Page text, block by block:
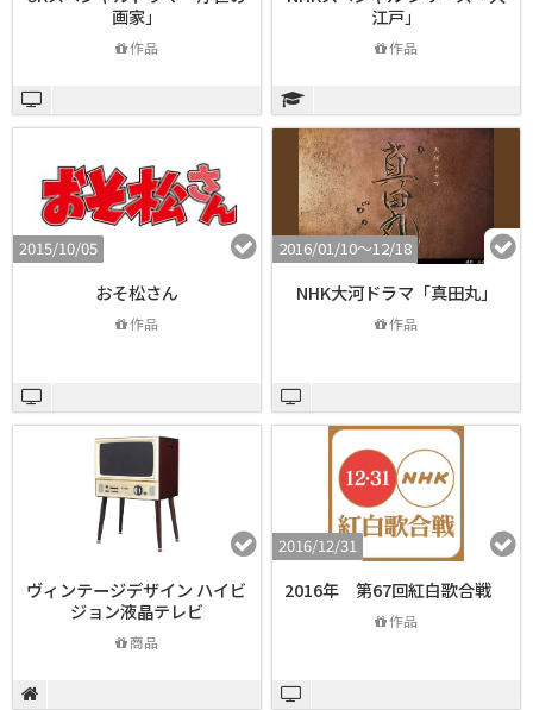
画家」
作品
江戸」
作品
2015/10/05
おそ松さん
作品
2016/01/10〜12/18
NHK大河ドラマ「真田丸」
作品
ヴィンテージデザイン ハイビ
ジョン液晶テレビ
商品
2016/12/31
2016年 第67回紅白歌合戦
作品